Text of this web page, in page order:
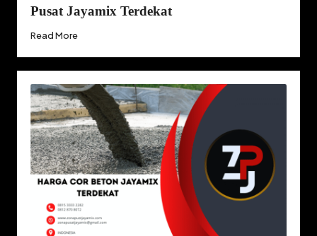
Pusat Jayamix Terdekat
Read More